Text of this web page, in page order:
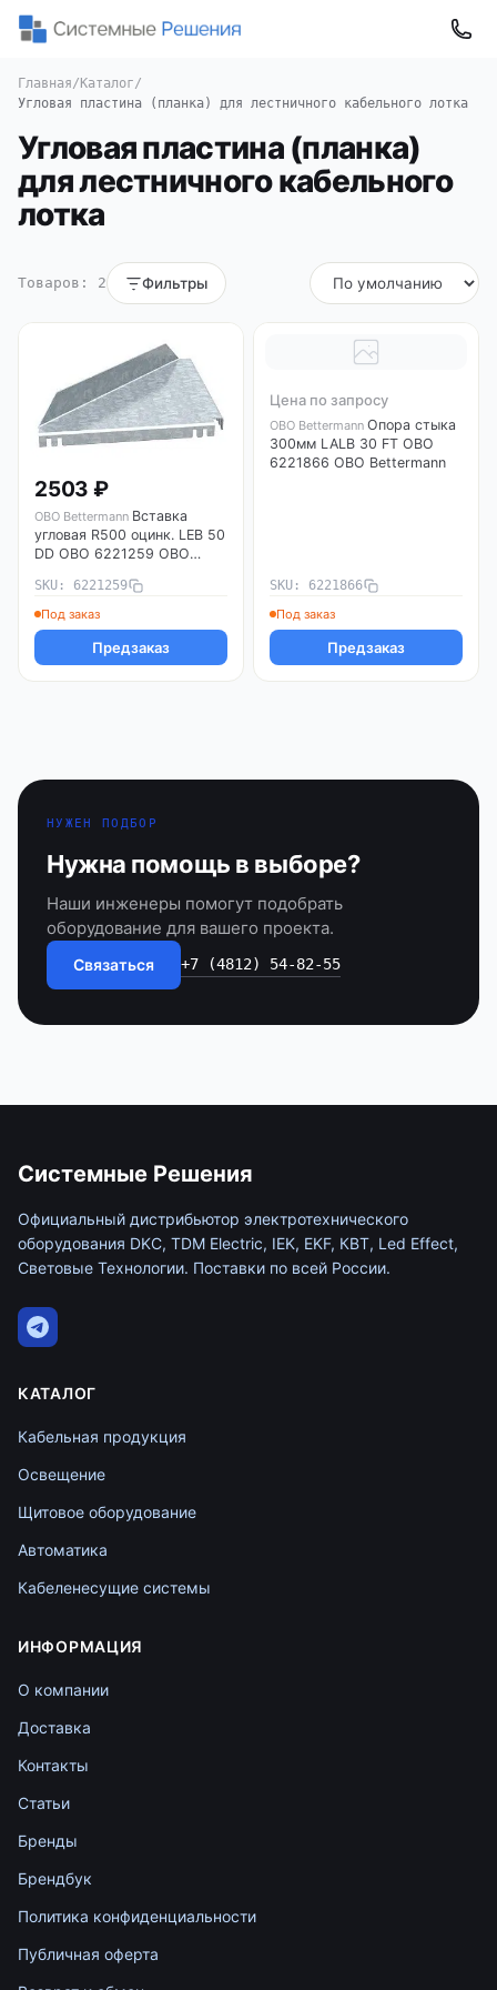
Главная/ Каталог/
Угловая пластина (планка) для лестничного кабельного лотка
Угловая пластина (планка)
для лестничного кабельного
лотка
Товаров: 2 Фильтры
2503 ₽
OBO Bettermann Вставка
угловая R500 оцинк. LEB 50
DD OBO 6221259 OBO
SKU: 6221259
Под заказ
Предзаказ
Цена по запросу
OBO Bettermann Опора стыка
300мм LALB 30 FT OBO
6221866 OBO Bettermann
SKU: 6221866
Под заказ
Предзаказ
НУЖЕН ПОДБОР
Нужна помощь в выборе?
Наши инженеры помогут подобрать
оборудование для вашего проекта.
Связаться +7 (4812) 54-82-55
Системные Решения
Официальный дистрибьютор электротехнического
оборудования DKC, TDM Electric, IEK, EKF, КВТ, Led Effect,
Световые Технологии. Поставки по всей России.
КАТАЛОГ
Кабельная продукция
Освещение
Щитовое оборудование
Автоматика
Кабеленесущие системы
ИНФОРМАЦИЯ
О компании
Доставка
Контакты
Статьи
Бренды
Брендбук
Политика конфиденциальности
Публичная оферта